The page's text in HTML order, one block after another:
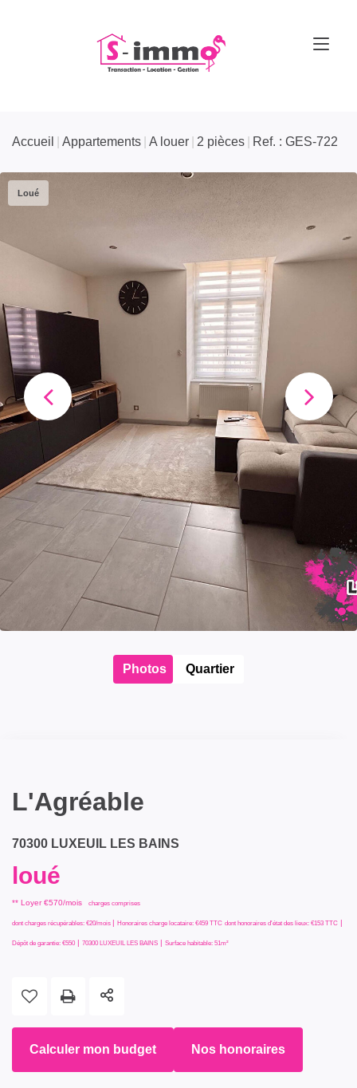
Accueil Appartements A louer 2 pièces Ref. : GES-722
Loué
Photos Quartier
L'Agréable
70300 LUXEUIL LES BAINS
loué
** Loyer €570/mois charges comprises
dont charges récupérables: €20/mois | Honoraires charge locataire: €459 TTC dont honoraires d'état des lieux: €153 TTC |
Dépôt de garantie: €550 | 70300 LUXEUIL LES BAINS | Surface habitable: 51m²
Calculer mon budget Nos honoraires